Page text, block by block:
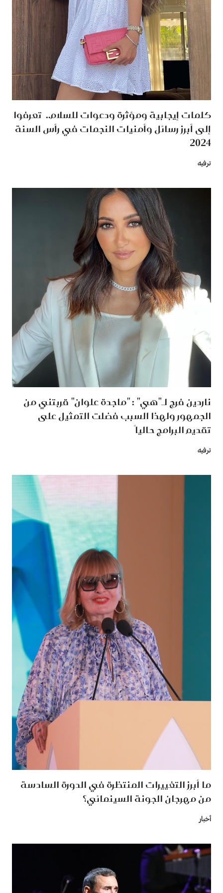
كلمات إيجابية ومؤثرة ودعوات للسلام.. تعرفوا
إلى أبرز رسائل وأمنيات النجمات في رأس السنة
2024
ترفيه
ناردين فرج لـ"هي" : "ماجدة علوان" قربتني من
الجمهور ولهذا السبب فضلت التمثيل على
تقديم البرامج حالياً
ترفيه
ما أبرز التغييرات المنتظرة في الدورة السادسة
من مهرجان الجونة السينمائي؟
أخبار